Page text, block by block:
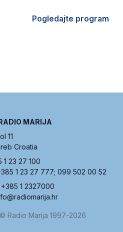
Pogledajte program
MARIJA
11
Croatia
1 23 27 100
1 23 27 777; 099 502 00 52
1 2327000
Radio Marija 1997-2026